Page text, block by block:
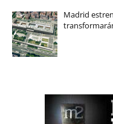
Madrid